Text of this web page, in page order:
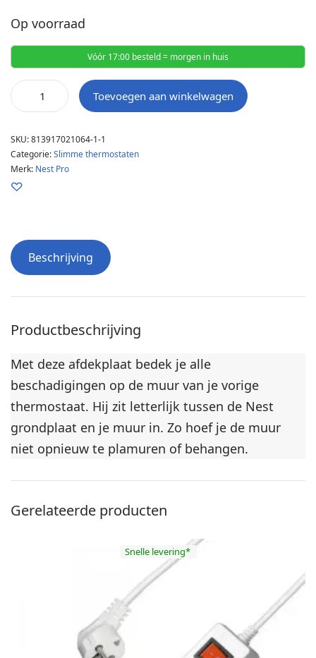
Op voorraad
Vóór 17:00 besteld = morgen in huis
Toevoegen aan winkelwagen
SKU:813917021064-1-1
Categorie:Slimme thermostaten
Merk: Nest Pro
Beschrijving
Productbeschrijving
Met deze afdekplaat bedek je alle
beschadigingen op de muur van je vorige
thermostaat. Hij zit letterlijk tussen de Nest
grondplaat en je muur in. Zo hoef je de muur
niet opnieuw te plamuren of behangen.
Gerelateerde producten
Snelle levering*